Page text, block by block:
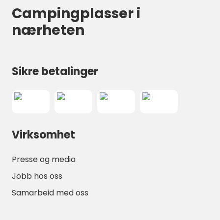
Hvis du er ute etter en trygg, fasiliteterrik
bobilplass ved vannet, er Skjeberg
Marinesenter et sterkt og særegent valg.
Campingplasser i
nærheten
Sikre betalinger
Virksomhet
Presse og media
Jobb hos oss
Samarbeid med oss